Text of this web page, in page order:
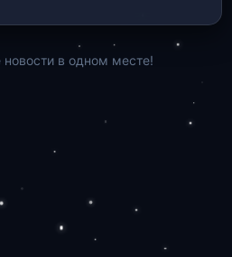
новости в одном месте!